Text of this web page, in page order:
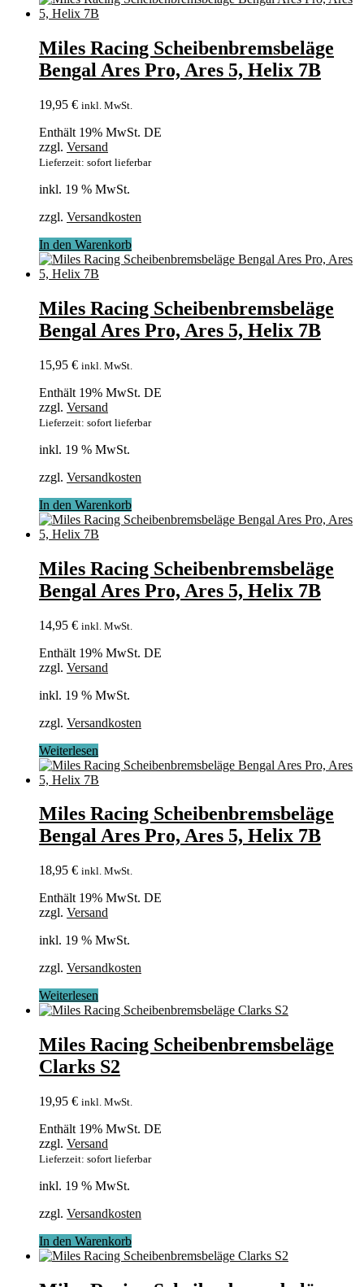
Miles Racing Scheibenbremsbeläge
Bengal Ares Pro, Ares 5, Helix 7B
19,95 € inkl. MwSt.
Enthält 19% MwSt. DE
zzgl. Versand
Lieferzeit: sofort lieferbar
inkl. 19 % MwSt.
zzgl. Versandkosten
In den Warenkorb
Miles Racing Scheibenbremsbeläge
Bengal Ares Pro, Ares 5, Helix 7B
15,95 € inkl. MwSt.
Enthält 19% MwSt. DE
zzgl. Versand
Lieferzeit: sofort lieferbar
inkl. 19 % MwSt.
zzgl. Versandkosten
In den Warenkorb
Miles Racing Scheibenbremsbeläge
Bengal Ares Pro, Ares 5, Helix 7B
14,95 € inkl. MwSt.
Enthält 19% MwSt. DE
zzgl. Versand
inkl. 19 % MwSt.
zzgl. Versandkosten
Weiterlesen
Miles Racing Scheibenbremsbeläge
Bengal Ares Pro, Ares 5, Helix 7B
18,95 € inkl. MwSt.
Enthält 19% MwSt. DE
zzgl. Versand
inkl. 19 % MwSt.
zzgl. Versandkosten
Weiterlesen
Miles Racing Scheibenbremsbeläge
Clarks S2
19,95 € inkl. MwSt.
Enthält 19% MwSt. DE
zzgl. Versand
Lieferzeit: sofort lieferbar
inkl. 19 % MwSt.
zzgl. Versandkosten
In den Warenkorb